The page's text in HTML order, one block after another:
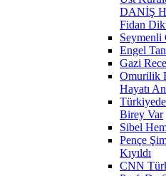
DANİŞ
Fidan
Seymenli
Engel
Gazi
Omurilik
Hayatı
Birey Var
Sibel
Pençe
Kıyıldı
CNN